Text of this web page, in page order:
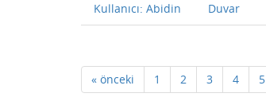
Kullanıcı: Abidin Duvar
« önceki 1 2 3 4 5